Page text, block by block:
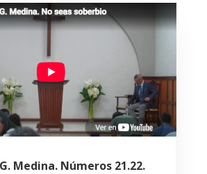
Medina. Números 21.22.